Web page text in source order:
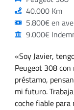
40.000 Km
5.800€ en
9.000€
«Soy Javier,
Peugeot 308
préstamo,
mi futuro.
coche fiable para